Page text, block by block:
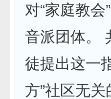
对“家庭教
音派团体。
徒提出这一
方”社区无关